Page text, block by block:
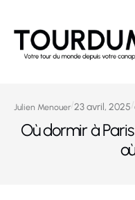
Julien Menouer/23 avril, 2025/
Où dormir à